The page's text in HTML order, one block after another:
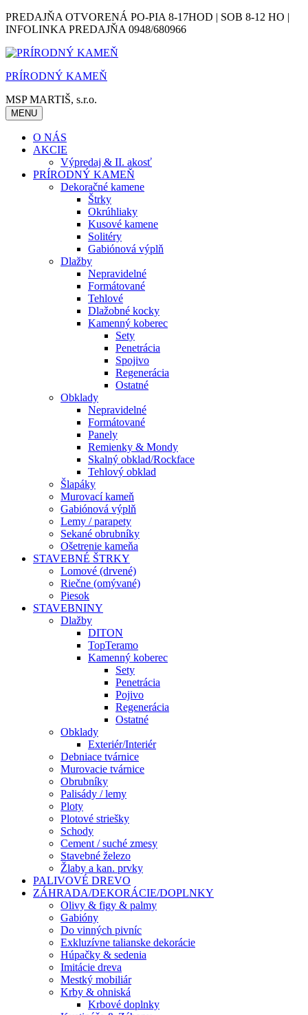
Skip
to
PREDAJŇA OTVORENÁ PO-PIA 8-17HOD | SOB 8-12 HO |
INFOLINKA PREDAJŇA 0948/680966
PRÍRODNÝ KAMEŇ
MSP MARTIŠ, s.r.o.
MENU
O NÁS
AKCIE
Výpredaj & II. akosť
PRÍRODNÝ KAMEŇ
Dekoračné kamene
Štrky
Okrúhliaky
Kusové kamene
Solitéry
Gabiónová výplň
Dlažby
Nepravidelné
Formátované
Tehlové
Dlažobné kocky
Kamenný koberec
Sety
Penetrácia
Spojivo
Regenerácia
Ostatné
Obklady
Nepravidelné
Formátované
Panely
Remienky & Mondy
Skalný obklad/Rockface
Tehlový obklad
Šlapáky
Murovací kameň
Gabiónová výplň
Lemy / parapety
Sekané obrubníky
Ošetrenie kameňa
STAVEBNÉ ŠTRKY
Lomové (drvené)
Riečne (omývané)
Piesok
STAVEBNINY
Dlažby
DITON
TopTeramo
Kamenný koberec
Sety
Penetrácia
Pojivo
Regenerácia
Ostatné
Obklady
Exteriér/Interiér
Debniace tvárnice
Murovacie tvárnice
Obrubníky
Palisády / lemy
Ploty
Plotové striešky
Schody
Cement / suché zmesy
Stavebné železo
Žlaby a kan. prvky
PALIVOVÉ DREVO
ZÁHRADA/DEKORÁCIE/DOPLNKY
Olivy & figy & palmy
Gabióny
Do vinných pivníc
Exkluzívne talianske dekorácie
Húpačky & sedenia
Imitácie dreva
Mestký mobiliár
Krby & ohniská
Krbové doplnky